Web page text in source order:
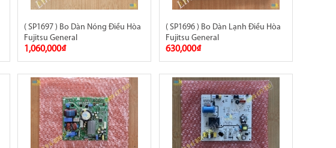
( SP1697 ) Bo Dàn Nóng Điều Hòa
Fujitsu General
1,060,000₫
( SP1696 ) Bo Dàn Lạnh Điều Hòa
Fujitsu General
630,000₫